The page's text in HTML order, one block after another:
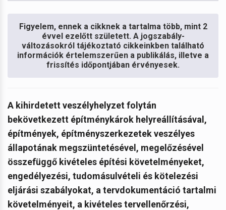
Figyelem, ennek a cikknek a tartalma több, mint 2
évvel ezelőtt született. A jogszabály-
változásokról tájékoztató cikkeinkben található
információk értelemszerűen a publikálás, illetve a
frissítés időpontjában érvényesek.
A kihirdetett veszélyhelyzet folytán
bekövetkezett építménykárok helyreállításával,
építmények, építményszerkezetek veszélyes
állapotának megszüntetésével, megelőzésével
összefüggő kivételes építési követelményeket,
engedélyezési, tudomásulvételi és kötelezési
eljárási szabályokat, a tervdokumentáció tartalmi
követelményeit, a kivételes tervellenőrzési,